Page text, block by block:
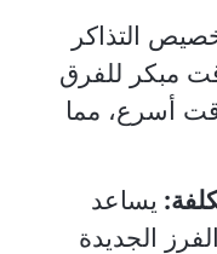
التذاكر
مبكر للفرق
أسرع، مما
يساعد
الجديدة